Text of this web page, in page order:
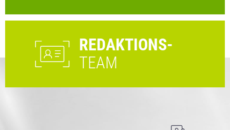
REDAKTIONS-
TEAM